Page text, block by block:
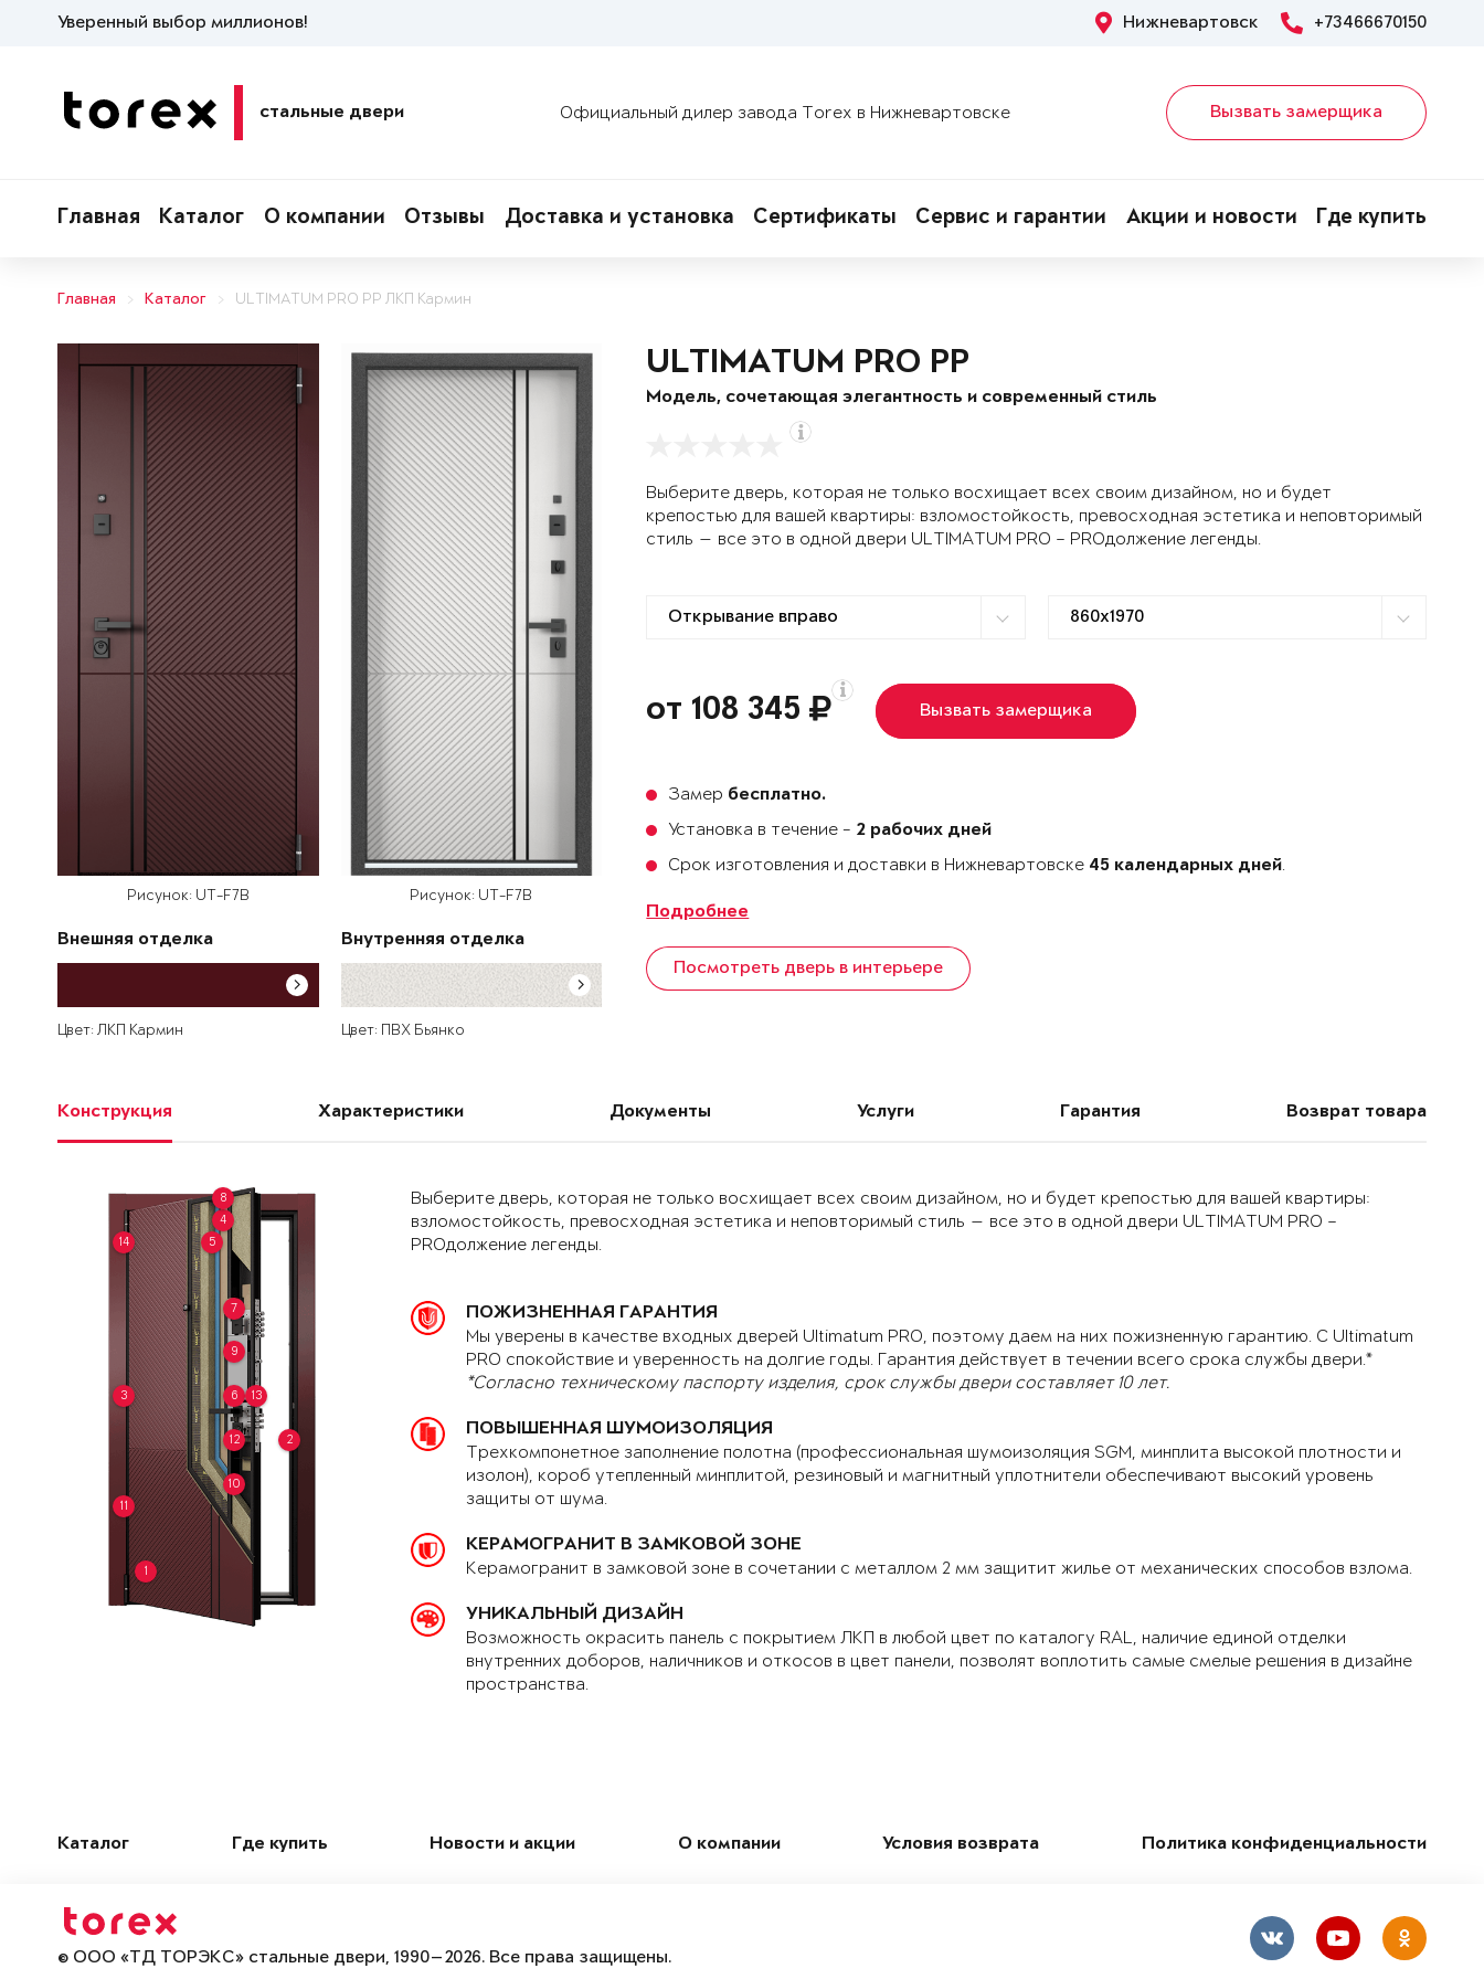
Уверенный выбор миллионов! Нижневартовск +73466670150
стальные двери Официальный дилер завода Torex в Нижневартовске Вызвать замерщика
Главная Каталог О компании Отзывы Доставка и установка Сертификаты Сервис и гарантии Акции и новости Где купить
Главная Каталог ULTIMATUM PRO PP ЛКП Кармин
Рисунок: UT-F7B
Внешняя отделка
Цвет: ЛКП Кармин
Рисунок: UT-F7B
Внутренняя отделка
Цвет: ПВХ Бьянко
ULTIMATUM PRO PP
Модель, сочетающая элегантность и современный стиль
Выберите дверь, которая не только восхищает всех своим дизайном, но и будет
крепостью для вашей квартиры: взломостойкость, превосходная эстетика и неповторимый
стиль — все это в одной двери ULTIMATUM PRO – PROдолжение легенды.
от 108 345 Вызвать замерщика
Замер бесплатно.
Установка в течение - 2 рабочих дней
Срок изготовления и доставки в Нижневартовске 45 календарных дней.
Подробнее
Посмотреть дверь в интерьере
Конструкция Характеристики Документы Услуги Гарантия Возврат товара
1
2
3
4
5
6
7
8
9
10
11
12
13
14
Выберите дверь, которая не только восхищает всех своим дизайном, но и будет крепостью для вашей квартиры:
взломостойкость, превосходная эстетика и неповторимый стиль — все это в одной двери ULTIMATUM PRO –
PROдолжение легенды.
ПОЖИЗНЕННАЯ ГАРАНТИЯ
Мы уверены в качестве входных дверей Ultimatum PRO, поэтому даем на них пожизненную гарантию. С Ultimatum
PRO спокойствие и уверенность на долгие годы. Гарантия действует в течении всего срока службы двери.*
*Согласно техническому паспорту изделия, срок службы двери составляет 10 лет.
ПОВЫШЕННАЯ ШУМОИЗОЛЯЦИЯ
Трехкомпонетное заполнение полотна (профессиональная шумоизоляция SGM, минплита высокой плотности и
изолон), короб утепленный минплитой, резиновый и магнитный уплотнители обеспечивают высокий уровень
защиты от шума.
КЕРАМОГРАНИТ В ЗАМКОВОЙ ЗОНЕ
Керамогранит в замковой зоне в сочетании с металлом 2 мм защитит жилье от механических способов взлома.
УНИКАЛЬНЫЙ ДИЗАЙН
Возможность окрасить панель с покрытием ЛКП в любой цвет по каталогу RAL, наличие единой отделки
внутренних доборов, наличников и откосов в цвет панели, позволят воплотить самые смелые решения в дизайне
пространства.
Каталог Где купить Новости и акции О компании Условия возврата Политика конфиденциальности
© ООО «ТД ТОРЭКС» стальные двери, 1990—2026. Все права защищены.